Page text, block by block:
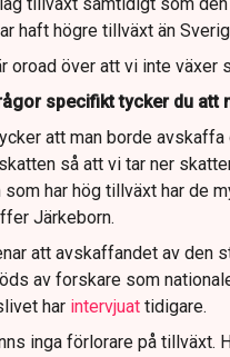
haft högre tillväxt än
oroad över att vi inte växer
specifikt tycker du att
att man borde
så att vi tar ner
som har hög tillväxt har de
Järkeborn.
att avskaffandet av den
av forskare som
har intervjuattidigare.
inga förlorare på tillväxt.